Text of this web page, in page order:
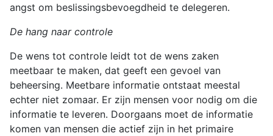
angst om beslissingsbevoegdheid te delegeren.
De hang naar controle
De wens tot controle leidt tot de wens zaken
meetbaar te maken, dat geeft een gevoel van
beheersing. Meetbare informatie ontstaat meestal
echter niet zomaar. Er zijn mensen voor nodig om die
informatie te leveren. Doorgaans moet de informatie
komen van mensen die actief zijn in het primaire